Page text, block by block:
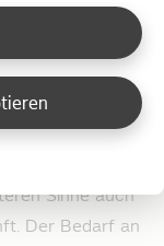
„Technik-
zu wecken
gilt auch
und
Sinne auch
Der Bedarf an